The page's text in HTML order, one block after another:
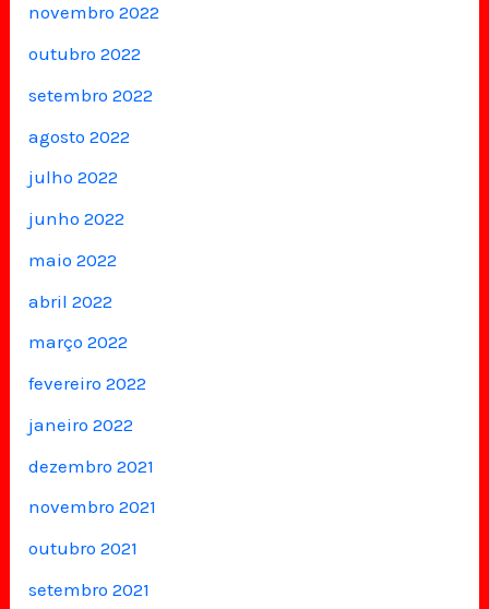
novembro 2022
outubro 2022
setembro 2022
agosto 2022
julho 2022
junho 2022
maio 2022
abril 2022
março 2022
fevereiro 2022
janeiro 2022
dezembro 2021
novembro 2021
outubro 2021
setembro 2021